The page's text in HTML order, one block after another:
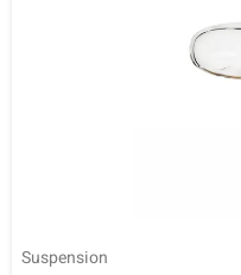
Suspension